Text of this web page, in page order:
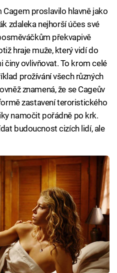
proslavilo hlavně jako
zdaleka nejhorší účes své
překvapivě
hraje muže, který vidí do
činy ovlivňovat. To krom celé
prožívání všech různých
znamená, že se Cageův
zastavení teroristického
namočit pořádně po krk.
budoucnost cizích lidí, ale